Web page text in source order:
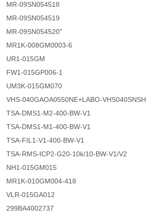
MR-09SN054518
MR-09SN054519
MR-09SN054520"
MR1K-008GM0003-6
UR1-015GM
FW1-015GP006-1
UM3K-015GM070
VHS-040GAOA0550NE+LABO-VHS040SNSH
TSA-DMS1-M2-400-BW-V1
TSA-DMS1-M1-400-BW-V1
TSA-FIL1-V1-400-BW-V1
TSA-RMS-ICP2-G20-10k/10-BW-V1/V2
NH1-015GM015
MR1K-010GM004-418
VLR-015GA012
299BA4002737